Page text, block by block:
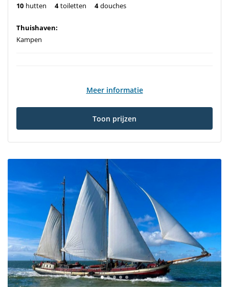
10 hutten 4 toiletten 4 douches
Thuishaven:
Kampen
Meer informatie
Toon prijzen